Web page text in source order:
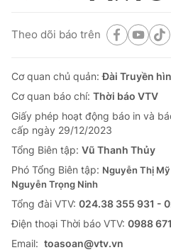
Theo dõi báo trên
Cơ quan chủ quản:Đài Truyền
Cơ quan báo chí: Thời báo VTV
Giấy phép hoạt động báo in và
cấp ngày 29/12/2023
Tổng Biên tập: Vũ Thanh Thủy
Phó Tổng Biên tập: Nguyễn Thị
Nguyễn Trọng Ninh
Tổng đài VTV: 024.38 355 931 -
Ðiện thoại Thời báo VTV: 0988
Email: toasoan@vtv.vn